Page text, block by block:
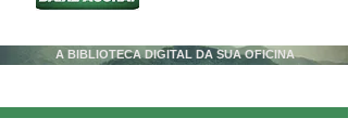
A BIBLIOTECA DIGITAL DA SUA OFICINA